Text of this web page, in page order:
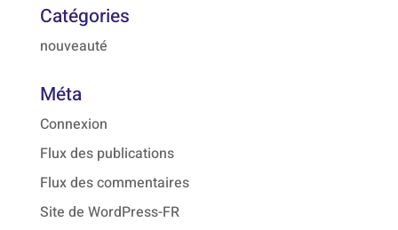
Catégories
nouveauté
Méta
Connexion
Flux des publications
Flux des commentaires
Site de WordPress-FR